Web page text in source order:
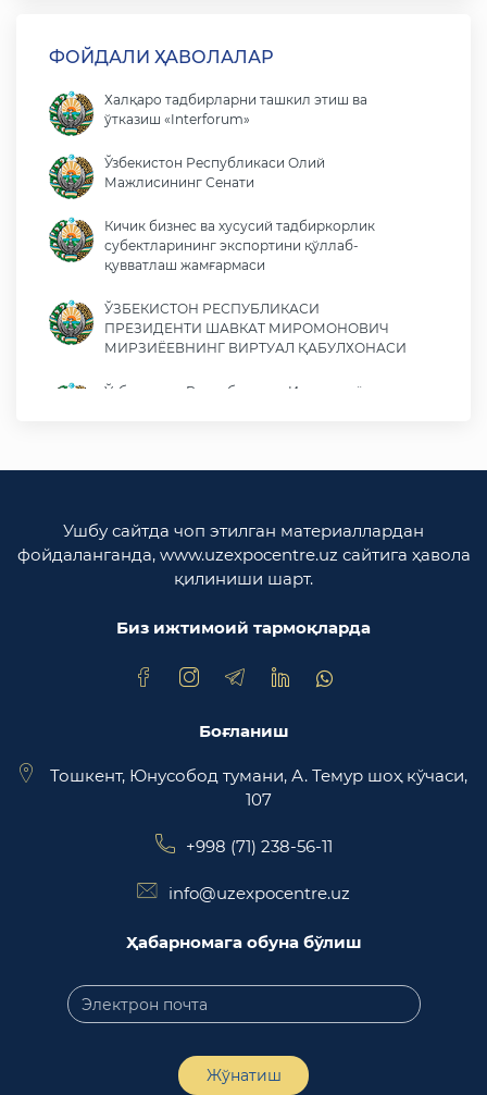
ФОЙДАЛИ ҲАВОЛАЛАР
Халқаро тадбирларни ташкил этиш ва
ўтказиш «Interforum»
Ўзбекистон Республикаси Олий
Мажлисининг Сенати
Кичик бизнес ва хусусий тадбиркорлик
субектларининг экспортини қўллаб-
қувватлаш жамғармаси
ЎЗБЕКИСТОН РЕСПУБЛИКАСИ
ПРЕЗИДЕНТИ ШАВКАТ МИРОМОНОВИЧ
МИРЗИЁЕВНИНГ ВИРТУАЛ ҚАБУЛХОНАСИ
Ўзбекистон Республикаси Иқтисодиёт ва
вазирлиги
Қонунчилик палатаси
Ўзбекистон Республикаси Адлия вазирлиги
Trade Uzbekistan миллий экспортбоп савдо
Ушбу сайтда чоп этилган материаллардан
фойдаланганда, www.uzexpocentre.uz сайтига ҳавола
қилиниши шарт.
Биз ижтимоий тармоқларда
Боғланиш
Тошкент, Юнусобод тумани, А. Темур шоҳ кўчаси,
107
+998 (71) 238-56-11
info@uzexpocentre.uz
Ҳабарномага обуна бўлиш
Жўнатиш